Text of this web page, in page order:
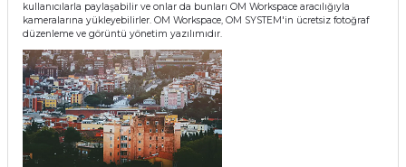
kullanıcılarla paylaşabilir ve onlar da bunları OM Workspace aracılığıyla
kameralarına yükleyebilirler. OM Workspace, OM SYSTEM'in ücretsiz fotoğraf
düzenleme ve görüntü yönetim yazılımıdır.